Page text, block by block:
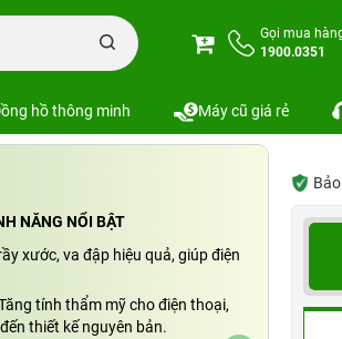
Gọi mua
1900.0351
hồ thông minh Máy cũ giá rẻ
nhám mặt sau iPhone 15 Plus
NĂNG NỔI BẬT
xước, va đập hiệu quả, giúp điện
tính thẩm mỹ cho điện thoại,
thiết kế nguyên bản.